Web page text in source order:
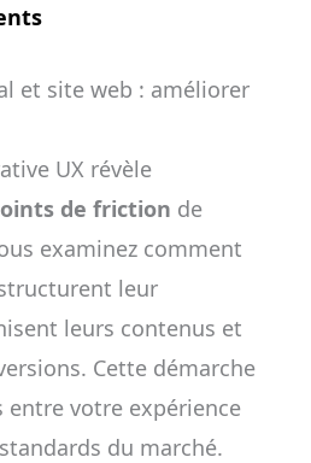
et site web : améliorer
UX révèle
de friction de
examinez comment
leur
leurs contenus et
Cette démarche
entre votre expérience
du marché.